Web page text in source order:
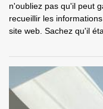
n'oubliez pas qu'il peut
recueillir les
site web. Sachez qu'il